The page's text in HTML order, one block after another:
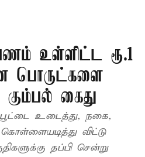
உள்ளிட்ட ரூ.1
பொருட்களை
கைது
பூட்டை உடைத்து, நகை,
விட்டு
தப்பி சென்று